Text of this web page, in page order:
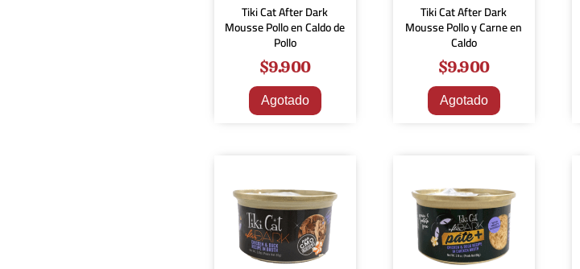
Tiki Cat After Dark
Mousse Pollo en Caldo de
Pollo
$9.900
Agotado
Tiki Cat After Dark
Mousse Pollo y Carne en
Caldo
$9.900
Agotado